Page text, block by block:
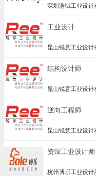
深圳浩域工业设计
工业设计
昆山锐意工业设计
结构设计师
昆山锐意工业设计
逆向工程师
昆山锐意工业设计
资深工业设计师
杭州博乐工业设计